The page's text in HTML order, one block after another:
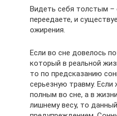
Видеть себя толстым –
переедаете, и
ожирения.
Если во сне довелось
который в реальной
то по предсказанию
серьезную травму.
полным во сне, а в
лишнему весу, то